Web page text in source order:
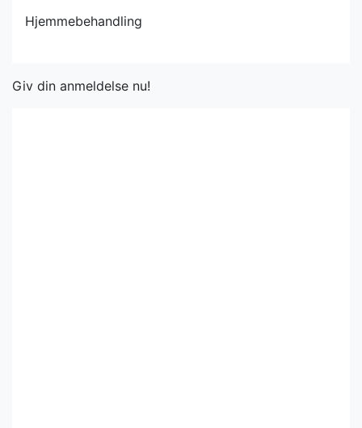
Hjemmebehandling
Giv din anmeldelse nu!